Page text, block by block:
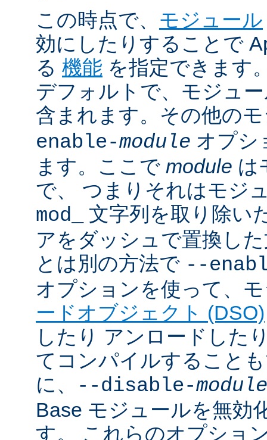
この時点で、 モジュール
効にしたりすることで
る 機能 を指定できます
デフォルトで、モジュ
含まれます。その他の
enable-module オプシ
ます。ここで module は
で、 つまりそれはモジ
mod_
文字列を取り除い
アをダッシュで置換し
とは別の方法で --
オプションを使って、
ードオブジェクト (DSO)
したり アンロードした
てコンパイルすること
に、
--disable-module
Base モジュールを無効
す。 これらのオプショ